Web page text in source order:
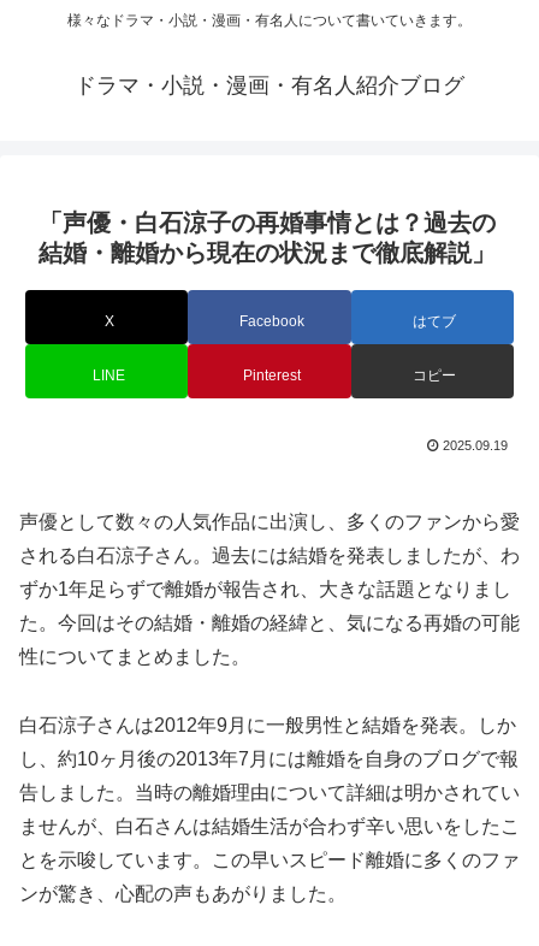
様々なドラマ・小説・漫画・有名人について書いていきます。
ドラマ・小説・漫画・有名人紹介ブログ
「声優・白石涼子の再婚事情とは？過去の
結婚・離婚から現在の状況まで徹底解説」
X Facebook はてブ
LINE Pinterest コピー
2025.09.19
声優として数々の人気作品に出演し、多くのファンから愛
される白石涼子さん。過去には結婚を発表しましたが、わ
ずか1年足らずで離婚が報告され、大きな話題となりまし
た。今回はその結婚・離婚の経緯と、気になる再婚の可能
性についてまとめました。
白石涼子さんは2012年9月に一般男性と結婚を発表。しか
し、約10ヶ月後の2013年7月には離婚を自身のブログで報
告しました。当時の離婚理由について詳細は明かされてい
ませんが、白石さんは結婚生活が合わず辛い思いをしたこ
とを示唆しています。この早いスピード離婚に多くのファ
ンが驚き、心配の声もあがりました。